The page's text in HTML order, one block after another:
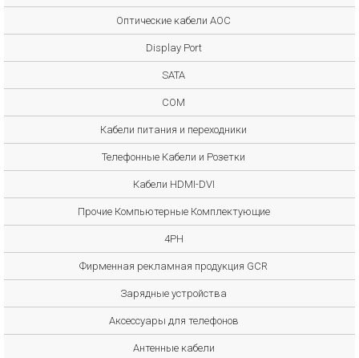
Оптические кабели AOC
Display Port
SATA
COM
Кабели питания и переходники
Телефонные Кабели и Розетки
Кабели HDMI-DVI
Прочие Компьютерные Комплектующие
4PH
Фирменная рекламная продукция GCR
Зарядные устройства
Аксессуары для телефонов
Антенные кабели